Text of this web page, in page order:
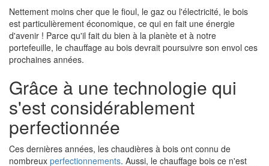
Nettement moins cher que le fioul, le gaz ou l'électricité, le bois
est particulièrement économique, ce qui en fait une énergie
d'avenir ! Parce qu'il fait du bien à la planète et à notre
portefeuille, le chauffage au bois devrait poursuivre son envol ces
prochaines années.
Grâce à une technologie qui
s'est considérablement
perfectionnée
Ces dernières années, les chaudières à bois ont connu de
nombreux perfectionnements. Aussi, le chauffage bois ce n'est